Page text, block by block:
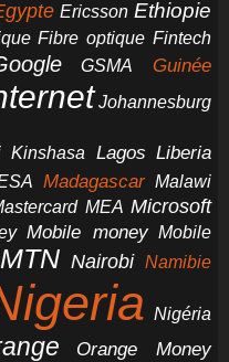
Ericsson Ethiopie
Fibre optique Fintech
GSMA Guinée
Johannesburg
Kinshasa Lagos Liberia
Madagascar Malawi
MEA Microsoft
Mobile money Mobile
MTN Nairobi Namibie
Nigéria
Orange Money